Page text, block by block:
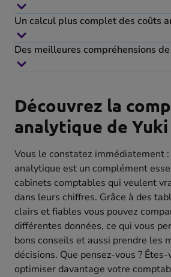
Un calcul plus complet des coûts
Des meilleures compréhensions
Découvrez la
analytique de Yuki
Vous le constatez immédiatement
analytique est un complément
cabinets comptables qui veulent
dans leurs chiffres. Grâce à des
clairs et fiables vous pouvez
différentes données, ce qui vous
bons conseils et aussi prendre les
décisions. Que pensez-vous ?
optimiser davantage votre